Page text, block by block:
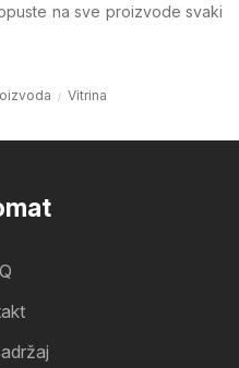
na sve proizvode svaki
Vitrina